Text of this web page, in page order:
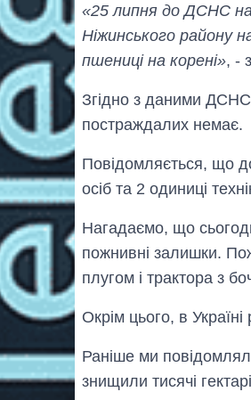
«25 липня до ДСНС
Ніжинського району
пшениці на корені», -
Згідно з даними
постраждалих немає.
Повідомляється, що
осіб та 2 одиниці
Нагадаємо, що
пожнивні залишки.
плугом і трактора з
Окрім цього, в
Раніше ми
знищили тисячі